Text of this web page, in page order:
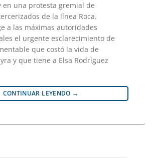
en una protesta gremial de
de la línea Roca.
a las máximas autoridades
el urgente esclarecimiento de
que costó la vida de
y que tiene a Elsa Rodríguez
CONTINUAR LEYENDO →